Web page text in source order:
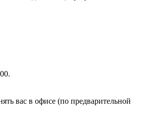
вас в офисе (по предварительной